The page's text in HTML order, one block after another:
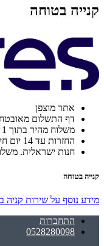
קנייה בטוחה
אתר מוצפן
דף התשלום מאובטח
משלוח מהיר בתוך 1 ימי עבודה
החזרות עד 14 יום חינם
חנות ישראלית.
קנייה בטוחה
מידע נוסף על שירות קניה
התחברות
0528280098